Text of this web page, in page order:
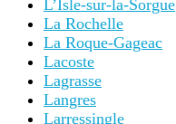
L’Isle-sur-la-Sorgue
La Rochelle
La Roque-Gageac
Lacoste
Lagrasse
Langres
Larressingle